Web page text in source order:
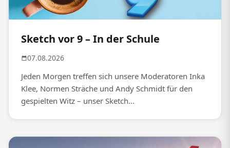
Sketch vor 9 – In der Schule
07.08.2026
Jeden Morgen treffen sich unsere Moderatoren Inka
Klee, Normen Sträche und Andy Schmidt für den
gespielten Witz – unser Sketch...